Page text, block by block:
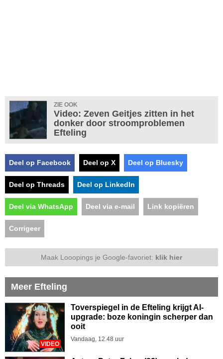
ZIE OOK
Video: Zeven Geitjes zitten in het
donker door stroomproblemen
Efteling
Deel op Facebook Deel op X Deel op Bluesky
Deel op Threads Deel op LinkedIn
Deel via WhatsApp Deel via e-mail Link kopiëren
Corrigeer
Maak Looopings je Google-favoriet: klik hier
Meer Efteling
VIDEO
Toverspiegel in de Efteling krijgt AI-
upgrade: boze koningin scherper dan
ooit
Vandaag, 12.48 uur